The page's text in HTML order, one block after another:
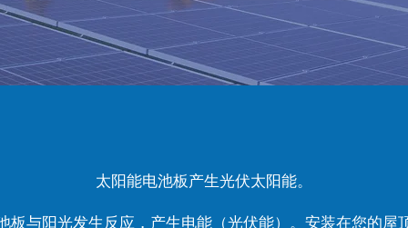
太阳能电池板产生光伏太阳能。
板与阳光发生反应，产生电能（光伏能）。安装在您的屋